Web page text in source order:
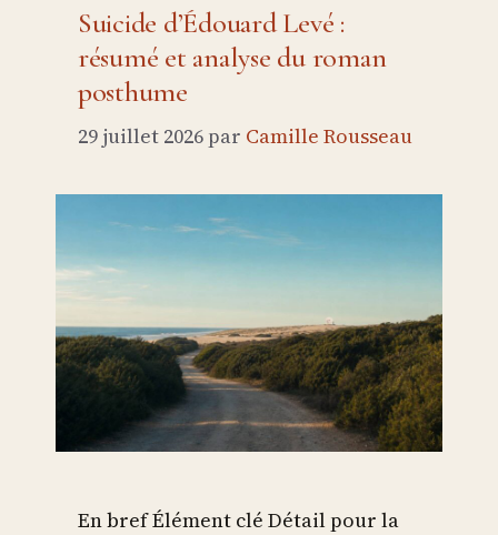
Suicide d’Édouard Levé :
résumé et analyse du roman
posthume
29 juillet 2026 par Camille Rousseau
En bref Élément clé Détail pour la